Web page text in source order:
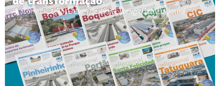
Comunicação,Design de jornal,Design Gráfico,Jornal